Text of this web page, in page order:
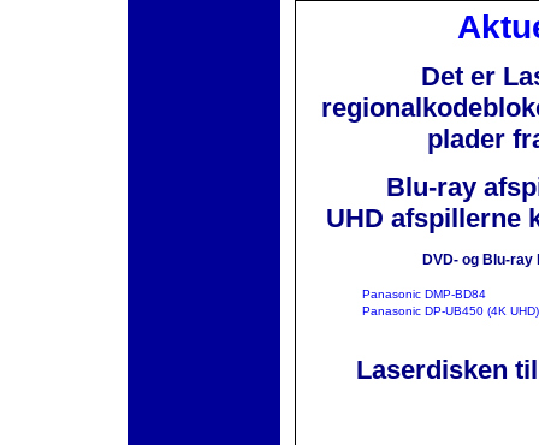
Det er
plader
Blu-ray
UHD afspillerne
DVD- og Blu-ray
Panasonic DMP-BD84
Panasonic DP-UB450 (4K UHD)
Laserdisken